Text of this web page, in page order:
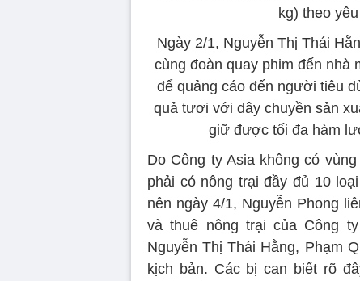
kg) theo
Ngày 2/1, Nguyễn Thị Thái
cùng đoàn quay phim đến nhà
để quảng cáo đến người tiêu
quả tươi với dây chuyền sản
giữ được tối đa hàm
Do Công ty Asia không có
phải có nông trại đầy đủ 10
nên ngày 4/1, Nguyễn Phong
và thuê nông trại của Công
Nguyễn Thị Thái Hằng, Phạm
kịch bản. Các bị can biết rõ